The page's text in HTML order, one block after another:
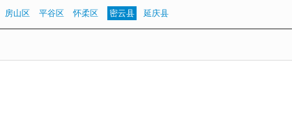
房山区 平谷区 怀柔区 密云县 延庆县